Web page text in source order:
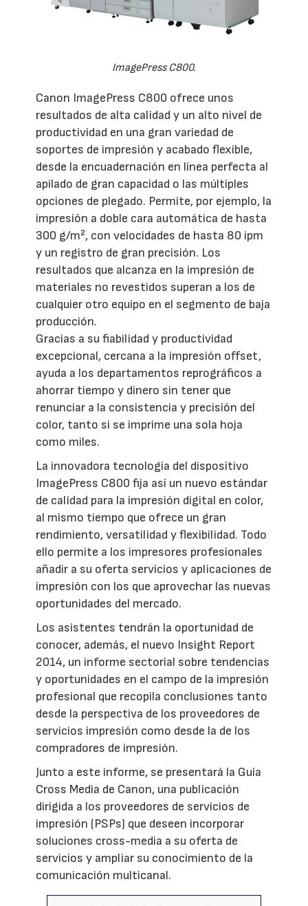
ImagePress C800.
Canon ImagePress C800 ofrece unos
resultados de alta calidad y un alto nivel de
productividad en una gran variedad de
soportes de impresión y acabado flexible,
desde la encuadernación en línea perfecta al
apilado de gran capacidad o las múltiples
opciones de plegado. Permite, por ejemplo, la
impresión a doble cara automática de hasta
300 g/m², con velocidades de hasta 80 ipm
y un registro de gran precisión. Los
resultados que alcanza en la impresión de
materiales no revestidos superan a los de
cualquier otro equipo en el segmento de baja
producción.
Gracias a su fiabilidad y productividad
excepcional, cercana a la impresión offset,
ayuda a los departamentos reprográficos a
ahorrar tiempo y dinero sin tener que
renunciar a la consistencia y precisión del
color, tanto si se imprime una sola hoja
como miles.
La innovadora tecnología del dispositivo
ImagePress C800 fija así un nuevo estándar
de calidad para la impresión digital en color,
al mismo tiempo que ofrece un gran
rendimiento, versatilidad y flexibilidad. Todo
ello permite a los impresores profesionales
añadir a su oferta servicios y aplicaciones de
impresión con los que aprovechar las nuevas
oportunidades del mercado.
Los asistentes tendrán la oportunidad de
conocer, además, el nuevo Insight Report
2014, un informe sectorial sobre tendencias
y oportunidades en el campo de la impresión
profesional que recopila conclusiones tanto
desde la perspectiva de los proveedores de
servicios impresión como desde la de los
compradores de impresión.
Junto a este informe, se presentará la Guía
Cross Media de Canon, una publicación
dirigida a los proveedores de servicios de
impresión (PSPs) que deseen incorporar
soluciones cross-media a su oferta de
servicios y ampliar su conocimiento de la
comunicación multicanal.